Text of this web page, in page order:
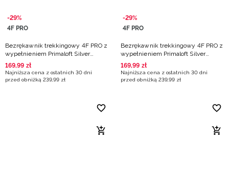
-29%
4F PRO
Bezrękawnik trekkingowy 4F PRO z
wypełnieniem Primaloft Silver
damski - turkusowy
169,99 zł
Najniższa cena z ostatnich 30 dni
przed obniżką 239,99 zł
-29%
4F PRO
Bezrękawnik trekkingowy 4F PRO z
wypełnieniem Primaloft Silver
damski - różowy
169,99 zł
Najniższa cena z ostatnich 30 dni
przed obniżką 239,99 zł